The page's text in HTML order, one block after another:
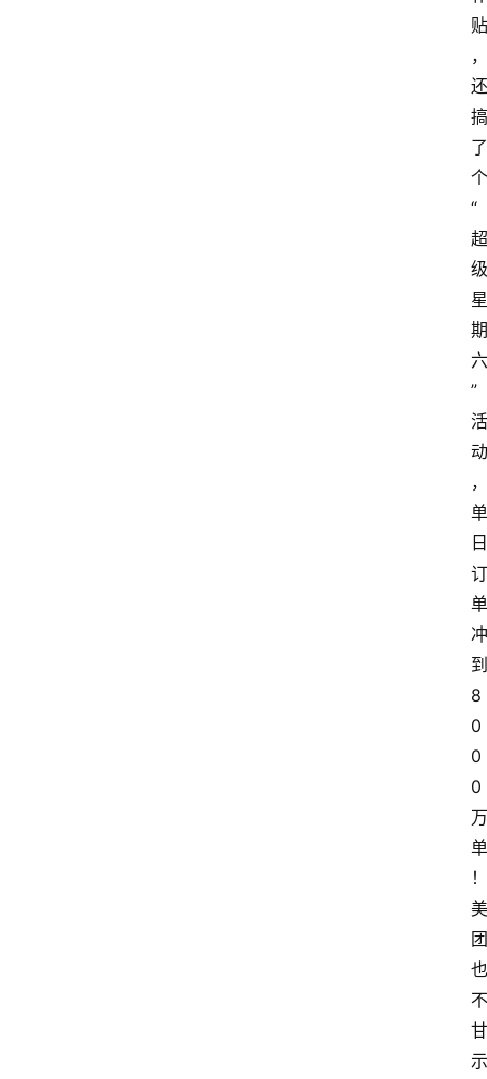
贴
，
还
搞
了
个
“
超
级
星
期
六
”
活
动
，
单
日
订
单
冲
到
8
0
0
0
万
单
！
美
团
也
不
甘
示